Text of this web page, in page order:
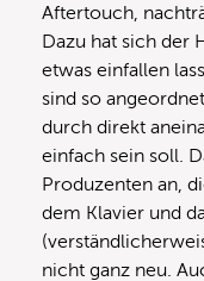
Aftertouch,
Dazu hat sich der
etwas einfallen
sind so
durch direkt
einfach sein soll.
Produzenten an,
dem Klavier und
nicht ganz neu.